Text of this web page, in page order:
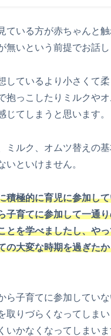
ている方が赤ちゃんと
無いという前提でお話し
しているより小さくて
抱っこしたりミルクや
じてしまうと思います。
ミルク、オムツ替えの
いといけません。
積極的に育児に参加し
子育てに参加して一通
とを学べましたし、や
の大変な時期を過ぎた
ら子育てに参加してい
取りづらくなってしま
いかなくなってしまい